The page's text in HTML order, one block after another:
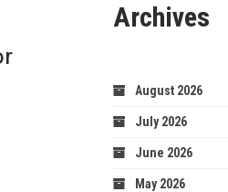
Archives
August 2026
July 2026
June 2026
May 2026